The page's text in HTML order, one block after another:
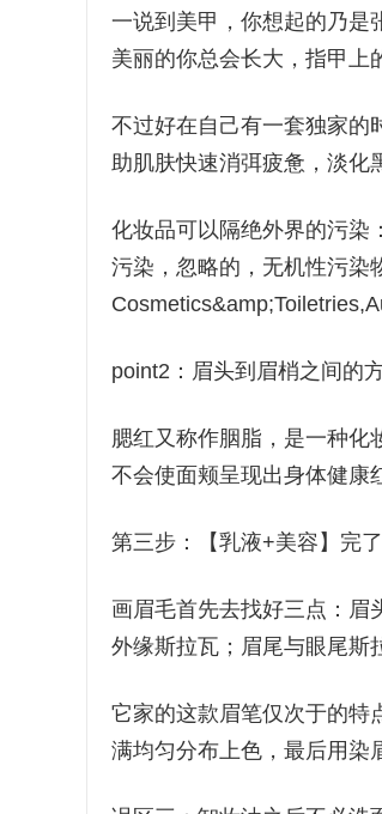
一说到美甲，你想起的乃是
美丽的你总会长大，指甲上
不过好在自己有一套独家的
助肌肤快速消弭疲惫，淡化
化妆品可以隔绝外界的污染
污染，忽略的，无机性污染
point2：眉头到眉梢之间的
腮红又称作胭脂，是一种化
不会使面颊呈现出身体健康
第三步：【乳液+美容】完
画眉毛首先去找好三点：眉
外缘斯拉瓦；眉尾与眼尾斯
它家的这款眉笔仅次于的特
满均匀分布上色，最后用染